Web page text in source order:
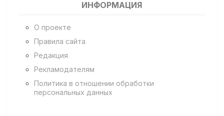
ИНФОРМАЦИЯ
О проекте
Правила сайта
Редакция
Рекламодателям
Политика в отношении обработки
персональных данных